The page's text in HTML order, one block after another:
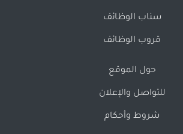
سناب الوظائف
قروب الوظائف
حول الموقع
للتواصل والإعلان
شروط وأحكام